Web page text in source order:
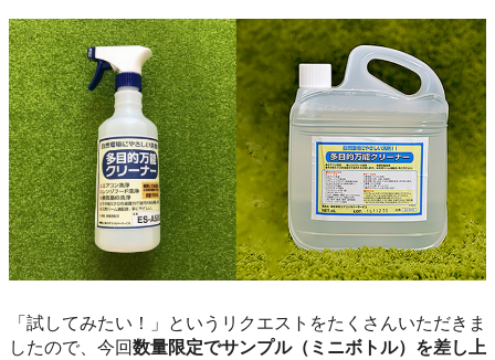
「試してみたい！」というリクエストをたくさんいただきま
したので、今回数量限定でサンプル（ミニボトル）を差し上